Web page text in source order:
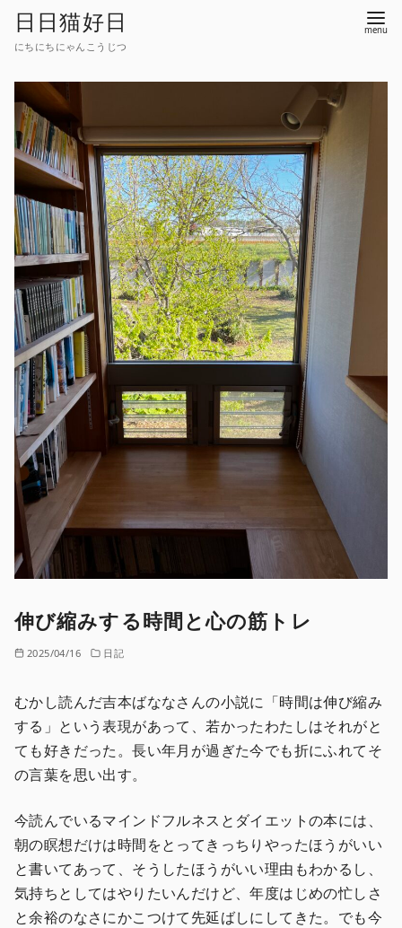
日日猫好日
にちにちにゃんこうじつ
伸び縮みする時間と心の筋トレ
2025/04/16 日記
むかし読んだ吉本ばななさんの小説に「時間は伸び縮み
する」という表現があって、若かったわたしはそれがと
ても好きだった。長い年月が過ぎた今でも折にふれてそ
の言葉を思い出す。
今読んでいるマインドフルネスとダイエットの本には、
朝の瞑想だけは時間をとってきっちりやったほうがいい
と書いてあって、そうしたほうがいい理由もわかるし、
気持ちとしてはやりたいんだけど、年度はじめの忙しさ
と余裕のなさにかこつけて先延ばしにしてきた。でも今